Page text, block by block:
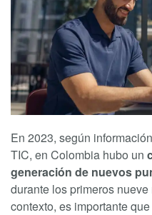
En 2023, según
TIC, en Colombia hubo un
generación de nuevos
durante los primeros
contexto, es importante